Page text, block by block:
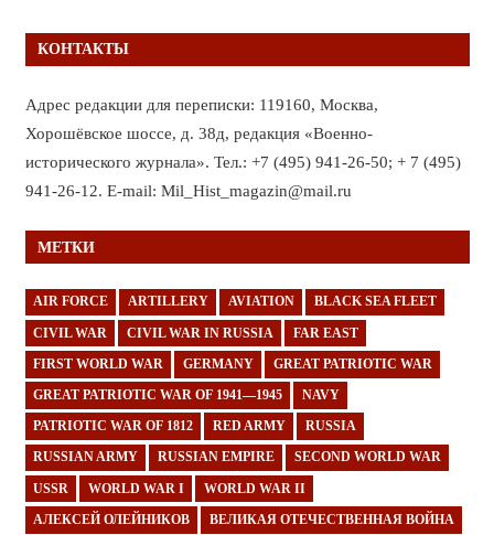
КОНТАКТЫ
Адрес редакции для переписки: 119160, Москва,
Хорошёвское шоссе, д. 38д, редакция «Военно-
исторического журнала». Тел.: +7 (495) 941-26-50; + 7 (495)
941-26-12. E-mail: Mil_Hist_magazin@mail.ru
МЕТКИ
AIR FORCE ARTILLERY AVIATION BLACK SEA FLEET
CIVIL WAR CIVIL WAR IN RUSSIA FAR EAST
FIRST WORLD WAR GERMANY GREAT PATRIOTIC WAR
GREAT PATRIOTIC WAR OF 1941—1945 NAVY
PATRIOTIC WAR OF 1812 RED ARMY RUSSIA
RUSSIAN ARMY RUSSIAN EMPIRE SECOND WORLD WAR
USSR WORLD WAR I WORLD WAR II
АЛЕКСЕЙ ОЛЕЙНИКОВ ВЕЛИКАЯ ОТЕЧЕСТВЕННАЯ ВОЙНА